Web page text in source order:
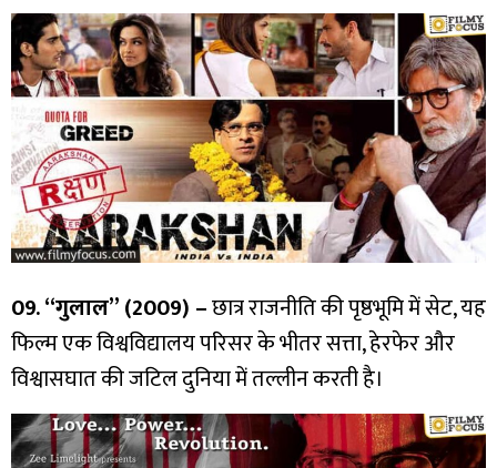
09. “गुलाल” (2009) –छात्र राजनीति की पृष्ठभूमि में सेट, यह
फिल्म एक विश्वविद्यालय परिसर के भीतर सत्ता, हेरफेर और
विश्वासघात की जटिल दुनिया में तल्लीन करती है।